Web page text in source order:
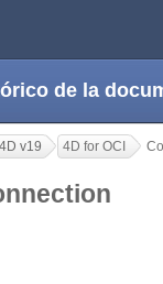
de la
4D v19 4D for OCI